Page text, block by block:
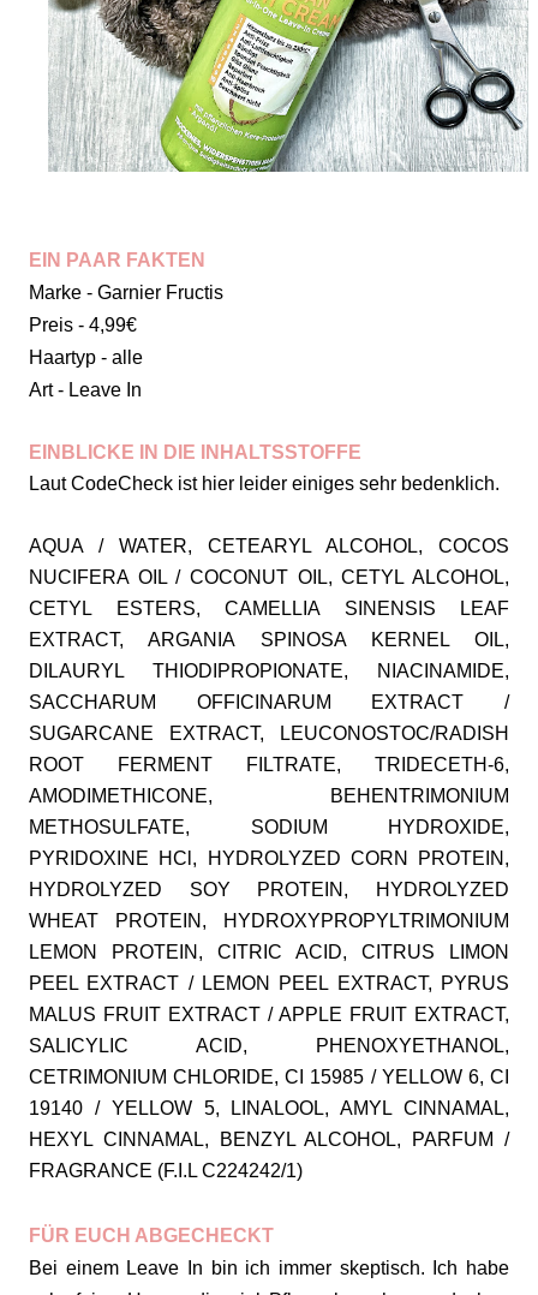
EIN PAAR FAKTEN
Marke - Garnier Fructis
Preis - 4,99€
Haartyp - alle
Art - Leave In
EINBLICKE IN DIE INHALTSSTOFFE
Laut CodeCheck ist hier leider einiges sehr bedenklich.
AQUA / WATER, CETEARYL ALCOHOL, COCOS
NUCIFERA OIL / COCONUT OIL, CETYL ALCOHOL,
CETYL ESTERS, CAMELLIA SINENSIS LEAF
EXTRACT, ARGANIA SPINOSA KERNEL OIL,
DILAURYL THIODIPROPIONATE, NIACINAMIDE,
SACCHARUM OFFICINARUM EXTRACT /
SUGARCANE EXTRACT, LEUCONOSTOC/RADISH
ROOT FERMENT FILTRATE, TRIDECETH-6,
AMODIMETHICONE, BEHENTRIMONIUM
METHOSULFATE, SODIUM HYDROXIDE,
PYRIDOXINE HCl, HYDROLYZED CORN PROTEIN,
HYDROLYZED SOY PROTEIN, HYDROLYZED
WHEAT PROTEIN, HYDROXYPROPYLTRIMONIUM
LEMON PROTEIN, CITRIC ACID, CITRUS LIMON
PEEL EXTRACT / LEMON PEEL EXTRACT, PYRUS
MALUS FRUIT EXTRACT / APPLE FRUIT EXTRACT,
SALICYLIC ACID, PHENOXYETHANOL,
CETRIMONIUM CHLORIDE, CI 15985 / YELLOW 6, CI
19140 / YELLOW 5, LINALOOL, AMYL CINNAMAL,
HEXYL CINNAMAL, BENZYL ALCOHOL, PARFUM /
FRAGRANCE (F.I.L C224242/1)
FÜR EUCH ABGECHECKT
Bei einem Leave In bin ich immer skeptisch. Ich habe